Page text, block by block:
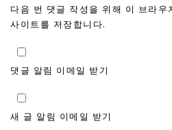
다음 번 댓글 작성을 위해 이 브라
사이트를 저장합니다.
댓글 알림 이메일 받기
새 글 알림 이메일 받기